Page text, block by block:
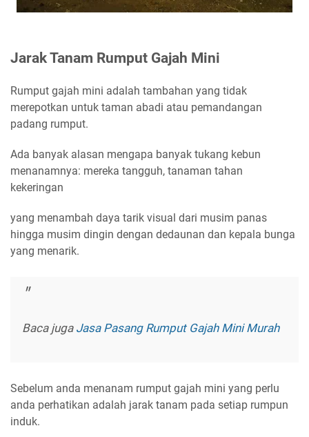
Jarak Tanam Rumput Gajah Mini
Rumput gajah mini adalah tambahan yang tidak
merepotkan untuk taman abadi atau pemandangan
padang rumput.
Ada banyak alasan mengapa banyak tukang kebun
menanamnya: mereka tangguh, tanaman tahan
kekeringan
yang menambah daya tarik visual dari musim panas
hingga musim dingin dengan dedaunan dan kepala bunga
yang menarik.
Baca juga Jasa Pasang Rumput Gajah Mini Murah
Sebelum anda menanam rumput gajah mini yang perlu
anda perhatikan adalah jarak tanam pada setiap rumpun
induk.